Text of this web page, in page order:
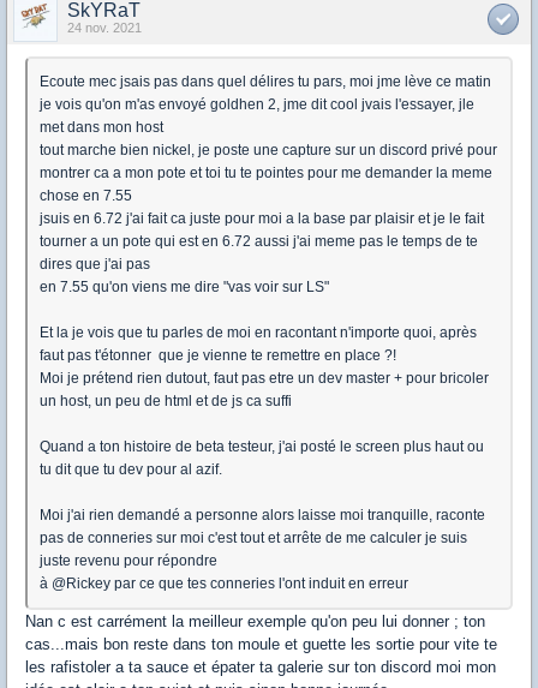
SkYRaT
24 nov. 2021
Ecoute mec jsais pas dans quel délires tu pars, moi jme lève ce matin
je vois qu'on m'as envoyé goldhen 2, jme dit cool jvais l'essayer, jle
met dans mon host
tout marche bien nickel, je poste une capture sur un discord privé pour
montrer ca a mon pote et toi tu te pointes pour me demander la meme
chose en 7.55
jsuis en 6.72 j'ai fait ca juste pour moi a la base par plaisir et je le fait
tourner a un pote qui est en 6.72 aussi j'ai meme pas le temps de te
dires que j'ai pas
en 7.55 qu'on viens me dire "vas voir sur LS"
Et la je vois que tu parles de moi en racontant n'importe quoi, après
faut pas t'étonner que je vienne te remettre en place ?!
Moi je prétend rien dutout, faut pas etre un dev master + pour bricoler
un host, un peu de html et de js ca suffi
Quand a ton histoire de beta testeur, j'ai posté le screen plus haut ou
tu dit que tu dev pour al azif.
Moi j'ai rien demandé a personne alors laisse moi tranquille, raconte
pas de conneries sur moi c'est tout et arrête de me calculer je suis
juste revenu pour répondre
à @Rickey par ce que tes conneries l'ont induit en erreur
Nan c est carrément la meilleur exemple qu'on peu lui donner ; ton
cas...mais bon reste dans ton moule et guette les sortie pour vite te
les rafistoler a ta sauce et épater ta galerie sur ton discord moi mon